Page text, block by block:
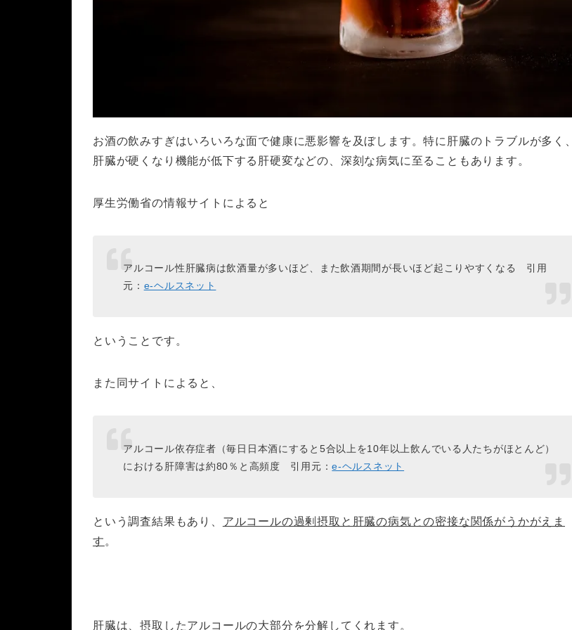
お酒の飲みすぎはいろいろな面で健康に悪影響を及ぼします。特に肝臓のトラブルが多く、
肝臓が硬くなり機能が低下する肝硬変などの、深刻な病気に至ることもあります。
厚生労働省の情報サイトによると
アルコール性肝臓病は飲酒量が多いほど、また飲酒期間が長いほど起こりやすくなる 引用
元： e-ヘルスネット
ということです。
また同サイトによると、
アルコール依存症者（毎日日本酒にすると5合以上を10年以上飲んでいる人たちがほとんど）
における肝障害は約80％と高頻度 引用元：e-ヘルスネット
という調査結果もあり、 アルコールの過剰摂取と肝臓の病気との密接な関係がうかがえま
す 。
肝臓は、摂取したアルコールの大部分を分解してくれます。